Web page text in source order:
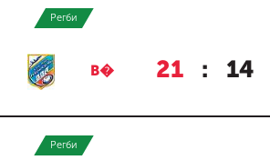
Регби
В� 21 : 14
Регби